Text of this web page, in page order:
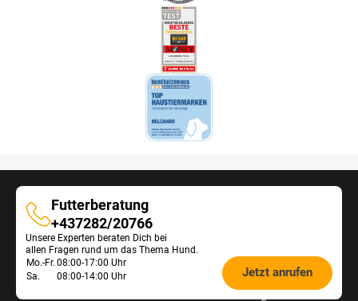
Futterberatung
Futterberatung
+437282/20766
Unsere Experten beraten Dich bei
allen Fragen rund um das Thema Hund.
Öffnungszeiten
Mo.-Fr. 08:00-17:00 Uhr
Sa.
08:00-14:00 Uhr Jetzt anrufen